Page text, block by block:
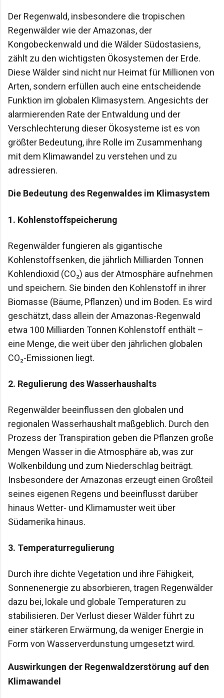
Der Regenwald, insbesondere die tropischen
Regenwälder wie der Amazonas, der
Kongobeckenwald und die Wälder Südostasiens,
zählt zu den wichtigsten Ökosystemen der Erde.
Diese Wälder sind nicht nur Heimat für Millionen von
Arten, sondern erfüllen auch eine entscheidende
Funktion im globalen Klimasystem. Angesichts der
alarmierenden Rate der Entwaldung und der
Verschlechterung dieser Ökosysteme ist es von
größter Bedeutung, ihre Rolle im Zusammenhang
mit dem Klimawandel zu verstehen und zu
adressieren.
Die Bedeutung des Regenwaldes im Klimasystem
1. Kohlenstoffspeicherung
Regenwälder fungieren als gigantische
Kohlenstoffsenken, die jährlich Milliarden Tonnen
Kohlendioxid (CO₂) aus der Atmosphäre aufnehmen
und speichern. Sie binden den Kohlenstoff in ihrer
Biomasse (Bäume, Pflanzen) und im Boden. Es wird
geschätzt, dass allein der Amazonas-Regenwald
etwa 100 Milliarden Tonnen Kohlenstoff enthält –
eine Menge, die weit über den jährlichen globalen
CO₂-Emissionen liegt.
2. Regulierung des Wasserhaushalts
Regenwälder beeinflussen den globalen und
regionalen Wasserhaushalt maßgeblich. Durch den
Prozess der Transpiration geben die Pflanzen große
Mengen Wasser in die Atmosphäre ab, was zur
Wolkenbildung und zum Niederschlag beiträgt.
Insbesondere der Amazonas erzeugt einen Großteil
seines eigenen Regens und beeinflusst darüber
hinaus Wetter- und Klimamuster weit über
Südamerika hinaus.
3. Temperaturregulierung
Durch ihre dichte Vegetation und ihre Fähigkeit,
Sonnenenergie zu absorbieren, tragen Regenwälder
dazu bei, lokale und globale Temperaturen zu
stabilisieren. Der Verlust dieser Wälder führt zu
einer stärkeren Erwärmung, da weniger Energie in
Form von Wasserverdunstung umgesetzt wird.
Auswirkungen der Regenwaldzerstörung auf den
Klimawandel